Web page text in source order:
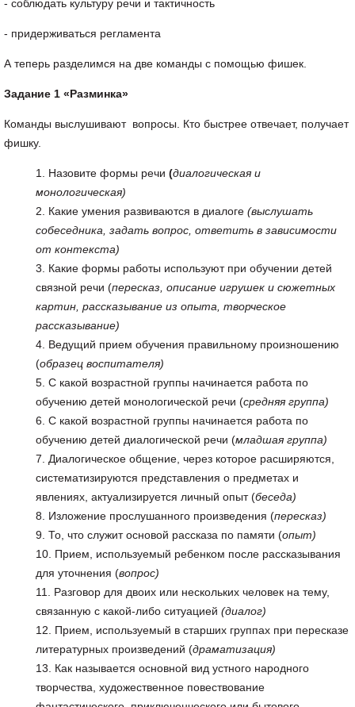
- соблюдать культуру речи и тактичность
- придерживаться регламента
А теперь разделимся на две команды с помощью фишек.
Задание 1 «Разминка»
Команды выслушивают вопросы. Кто быстрее отвечает, получает
фишку.
Назовите формы речи (диалогическая и
монологическая)
Какие умения развиваются в диалоге (выслушать
собеседника, задать вопрос, ответить в зависимости
от контекста)
Какие формы работы используют при обучении детей
связной речи (пересказ, описание игрушек и сюжетных
картин, рассказывание из опыта, творческое
рассказывание)
Ведущий прием обучения правильному произношению
(образец воспитателя)
С какой возрастной группы начинается работа по
обучению детей монологической речи (средняя группа)
С какой возрастной группы начинается работа по
обучению детей диалогической речи (младшая группа)
Диалогическое общение, через которое расширяются,
систематизируются представления о предметах и
явлениях, актуализируется личный опыт (беседа)
Изложение прослушанного произведения (пересказ)
То, что служит основой рассказа по памяти (опыт)
Прием, используемый ребенком после рассказывания
для уточнения (вопрос)
Разговор для двоих или нескольких человек на тему,
связанную с какой-либо ситуацией (диалог)
Прием, используемый в старших группах при пересказе
литературных произведений (драматизация)
Как называется основной вид устного народного
творчества, художественное повествование